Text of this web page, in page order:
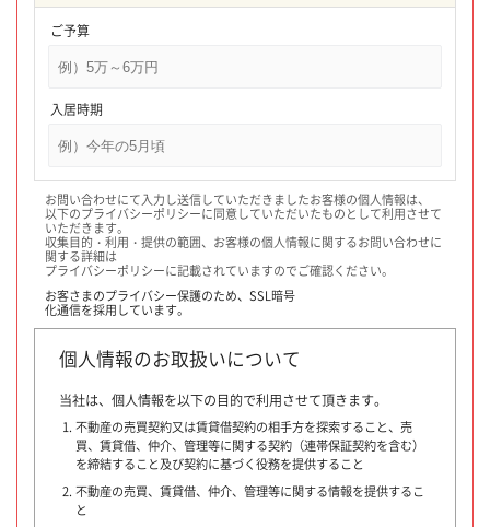
ご予算
入居時期
お問い合わせにて入力し送信していただきましたお客様の個人情報は、
以下のプライバシーポリシーに同意していただいたものとして利用させて
いただきます。
収集目的・利用・提供の範囲、お客様の個人情報に関するお問い合わせに
関する詳細は
プライバシーポリシーに記載されていますのでご確認ください。
お客さまのプライバシー保護のため、 SSL暗号
化通信を採用しています。
個人情報のお取扱いについて
当社は、個人情報を以下の目的で利用させて頂きます。
不動産の売買契約又は賃貸借契約の相手方を探索すること、売
買、賃貸借、仲介、管理等に関する契約（連帯保証契約を含む）
を締結すること及び契約に基づく役務を提供すること
不動産の売買、賃貸借、仲介、管理等に関する情報を提供するこ
と